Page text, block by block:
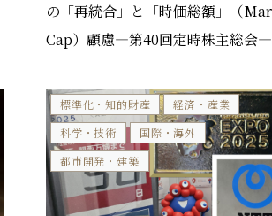
の「再統合」と「時価総額」（
Cap）顧慮―第40回定時株主総会―
標準化・知的財産
経済・産業
科学・技術
国際・海外
都市開発・建築